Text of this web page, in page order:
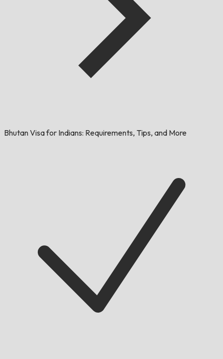
Bhutan Visa for Indians: Requirements, Tips, and More